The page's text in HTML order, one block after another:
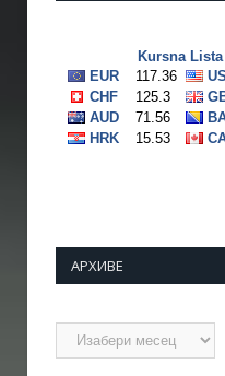
АРХИВЕ
Архиве